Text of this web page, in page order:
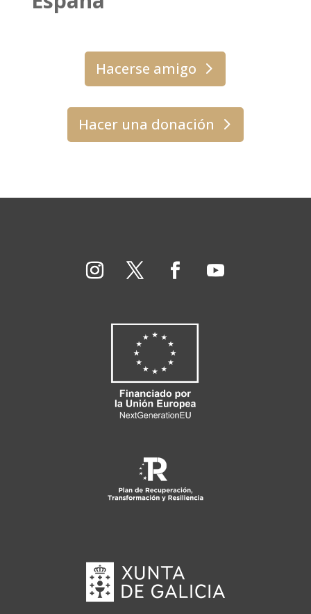
Hacerse amigo
Hacer una donación